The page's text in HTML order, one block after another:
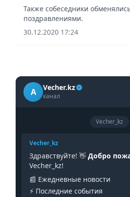
Также собеседники
поздравлениями.
30.12.2020 17:24
A Vecher.kz
канал
Vecher_kz
Vecher_kz
Здравствуйте! 👋 Добро
Vecher_kz!
📰 Ежедневные новости
⚡️ Последние события